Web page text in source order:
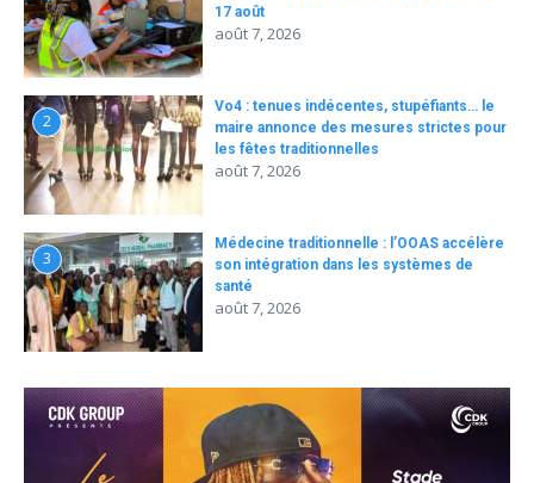
17 août
août 7, 2026
2
Vo4 : tenues indécentes, stupéfiants… le
maire annonce des mesures strictes pour
les fêtes traditionnelles
août 7, 2026
3
Médecine traditionnelle : l’OOAS accélère
son intégration dans les systèmes de
santé
août 7, 2026